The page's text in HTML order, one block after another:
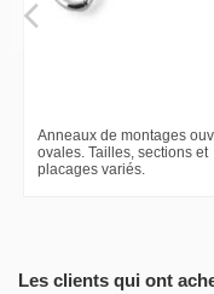
Anneaux de montages
ovales. Tailles, sections et
placages variés.
Les clients qui ont